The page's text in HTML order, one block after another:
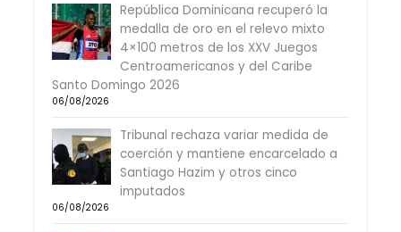
República Dominicana recuperó la
medalla de oro en el relevo mixto
4×100 metros de los XXV Juegos
Centroamericanos y del Caribe
Santo Domingo 2026
06/08/2026
Tribunal rechaza variar medida de
coerción y mantiene encarcelado a
Santiago Hazim y otros cinco
imputados
06/08/2026